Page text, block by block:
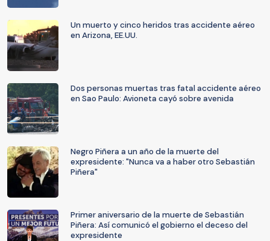
Un muerto y cinco heridos tras accidente aéreo
en Arizona, EE.UU.
Dos personas muertas tras fatal accidente aéreo
en Sao Paulo: Avioneta cayó sobre avenida
Negro Piñera a un año de la muerte del
expresidente: "Nunca va a haber otro Sebastián
Piñera"
Primer aniversario de la muerte de Sebastián
Piñera: Así comunicó el gobierno el deceso del
expresidente